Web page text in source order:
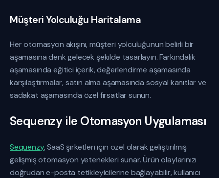
Müşteri Yolculuğu Haritalama
Her otomasyon akışını, müşteri yolculuğunun belirli bir
aşamasına denk gelecek şekilde tasarlayın. Farkındalık
aşamasında eğitici içerik, değerlendirme aşamasında
karşılaştırmalar, satın alma aşamasında sosyal kanıtlar ve
sadakat aşamasında özel fırsatlar sunun.
Sequenzy ile Otomasyon Uygulaması
Sequenzy, SaaS şirketleri için özel olarak geliştirilmiş
gelişmiş otomasyon yetenekleri sunar. Ürün olaylarınızı
doğrudan e-posta tetikleyicilerine bağlayabilir, kullanıcı